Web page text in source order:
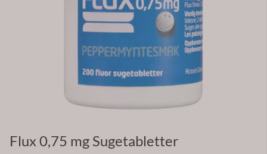
Flux 0,75 mg Sugetabletter